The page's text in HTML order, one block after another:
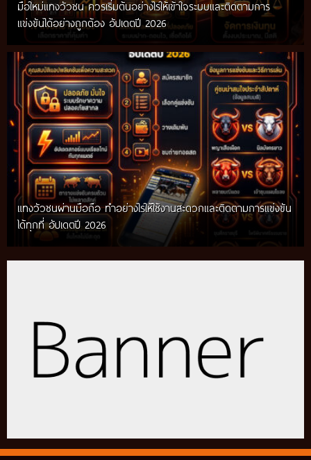
มือใหม่แทงวัวชน ควรเริ่มต้นอย่างไรให้เข้าใจระบบและติดตามการ
แข่งขันได้อย่างถูกต้อง อัปเดตปี 2026
แทงวัวชนผ่านมือถือ ทำอย่างไรให้ใช้งานสะดวกและติดตามการแข่งขัน
ได้ทุกที่ อัปเดตปี 2026